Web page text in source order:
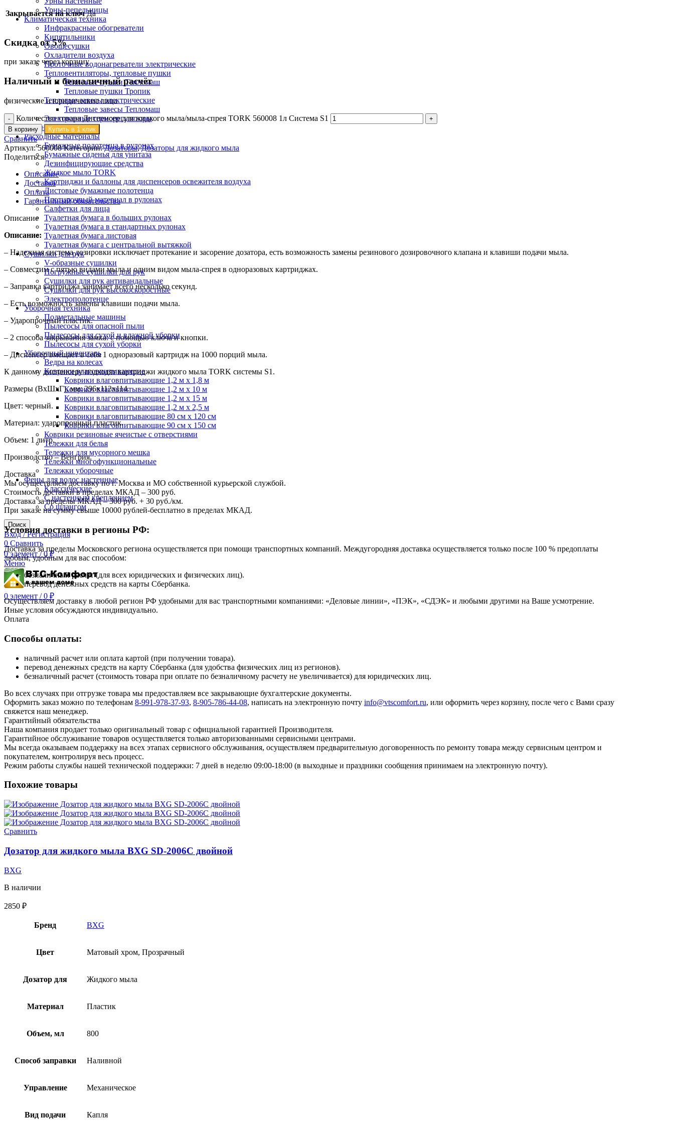
Урны-пепельницы
Климатическая техника
Инфракрасные обогреватели
Кипятильники
Овощесушки
Охладители воздуха
Проточные водонагреватели электрические
Тепловентиляторы, тепловые пушки
Тепловые пушки Тепломаш
Тепловые пушки Тропик
Тепловые завесы электрические
Тепловые завесы Тепломаш
Электронные терморегуляторы
Пеленальные столы
Расходные материалы
Бумажные полотенца в рулонах
Бумажные сиденья для унитаза
Дезинфицирующие средства
Жидкое мыло TORK
Картриджи и баллоны для диспенсеров освежителя воздуха
Листовые бумажные полотенца
Протирочный материал в рулонах
Салфетки для лица
Туалетная бумага в больших рулонах
Туалетная бумага в стандартных рулонах
Туалетная бумага листовая
Туалетная бумага с центральной вытяжкой
Сушилки для рук
V-образные сушилки
Погружные сушилки для рук
Сушилки для рук антивандальные
Сушилки для рук высокоскоростные
Электрополотенце
Уборочная техника
Подметальные машины
Пылесосы для опасной пыли
Пылесосы для сухой и влажной уборки
Пылесосы для сухой уборки
Уборочный инвентарь
Ведра на колесах
Коврики влаговпитывающие
Коврики влаговпитывающие 1,2 м х 1,8 м
Коврики влаговпитывающие 1,2 м х 10 м
Коврики влаговпитывающие 1,2 м х 15 м
Коврики влаговпитывающие 1,2 м х 2,5 м
Коврики влаговпитывающие 80 см х 120 см
Коврики влаговпитывающие 90 см х 150 см
Коврики резиновые ячеистые с отверстиями
Тележки для белья
Тележки для мусорного мешка
Тележки многофункциональные
Тележки уборочные
Фены для волос настенные
Классические
С настенным креплением
Со шлангом
Поиск
Вход / Регистрация
0 Сравнить
0элемент / 0₽
Меню
0 элемент / 0 ₽
Закрывается на ключ Да
Скидка от 5%
при заказе через корзину
Наличный и безналичный расчёт
физические и юридические лица
Количество товара Диспенсер для жидкого мыла/мыла-спрея TORK 560008 1л Система S1
В корзину Купить в 1 клик
Сравнить
Артикул:560008Категории: Дозаторы, Дозаторы для жидкого мыла
Поделиться:
Описание
Доставка
Оплата
Гарантийный обязательства
Описание
Описание:
– Надежная система дозировки исключает протекание и засорение дозатора, есть возможность замены резинового дозировочного клапана и клавиши подачи мыла.
– Совместим с пятью видами мыла и одним видом мыла-спрея в одноразовых картриджах.
– Заправка картриджа занимает всего несколько секунд.
– Есть возможность замены клавиши подачи мыла.
– Ударопрочный пластик.
– 2 способа закрывания замка: с помощью ключа и кнопки.
– Диспенсер вмещает в себя 1 одноразовый картридж на 1000 порций мыла.
К данному диспенсеру подходят картриджи жидкого мыла TORK системы S1.
Размеры (ВхШхГ), мм: 296х112х114.
Цвет: черный.
Материал: ударопрочный пластик.
Объем: 1 литр.
Производство – Венгрия.
Доставка
Мы осуществляем доставку по г. Москва и МО собственной курьерской службой.
Стоимость доставки в пределах МКАД – 300 руб.
Доставка за пределы МКАД – 300 руб. + 30 руб./км.
При заказе на сумму свыше 10000 рублей-бесплатно в пределах МКАД.
Условия доставки в регионы РФ:
Доставка за пределы Московского региона осуществляется при помощи транспортных компаний. Междугородняя доставка осуществляется только после 100 % предоплаты
любым, удобным для вас способом:
безналичный расчет (для всех юридических и физических лиц).
перевод денежных средств на карты Сбербанка.
Осуществляем доставку в любой регион РФ удобными для вас транспортными компаниями: «Деловые линии», «ПЭК», «СДЭК» и любыми другими на Ваше усмотрение.
Иные условия обсуждаются индивидуально.
Оплата
Способы оплаты:
наличный расчет или оплата картой (при получении товара).
перевод денежных средств на карту Сбербанка (для удобства физических лиц из регионов).
безналичный расчет (стоимость товара при оплате по безналичному расчету не увеличивается) для юридических лиц.
Во всех случаях при отгрузке товара мы предоставляем все закрывающие бухгалтерские документы.
Оформить заказ можно по телефонам 8-991-978-37-93, 8-905-786-44-08, написать на электронную почту info@vtscomfort.ru, или оформить через корзину, после чего с Вами сразу
свяжется наш менеджер.
Гарантийный обязательства
Наша компания продает только оригинальный товар с официальной гарантией Производителя.
Гарантийное обслуживание товаров осуществляется только авторизованными сервисными центрами.
Мы всегда оказываем поддержку на всех этапах сервисного обслуживания, осуществляем предварительную договоренность по ремонту товара между сервисным центром и
покупателем, контролируя весь процесс.
Режим работы службы нашей технической поддержки: 7 дней в неделю 09:00-18:00 (в выходные и праздники сообщения принимаем на электронную почту).
Похожие товары
Сравнить
Дозатор для жидкого мыла BXG SD-2006C двойной
BXG
В наличии
2850 ₽
Бренд BXG
Цвет Матовый хром, Прозрачный
Дозатор для Жидкого мыла
Материал Пластик
Объем, мл 800
Способ заправки Наливной
Управление Механическое
Вид подачи Капля